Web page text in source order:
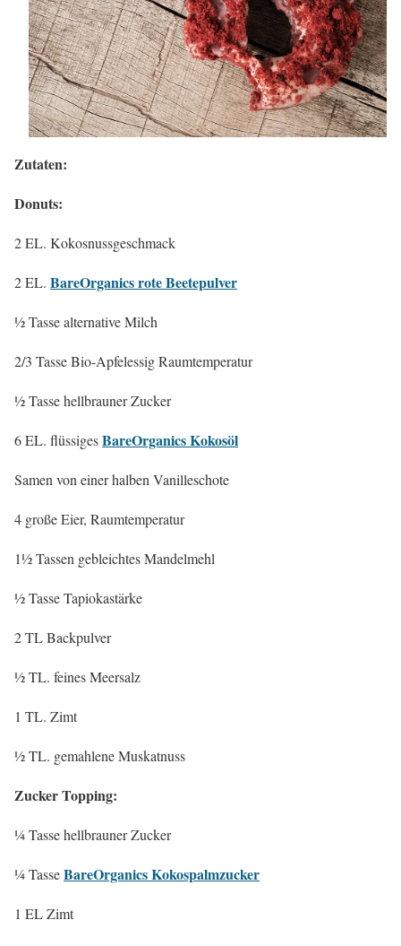
Zutaten:
Donuts:
2 EL. Kokosnussgeschmack
2 EL. BareOrganics rote Beetepulver
½ Tasse alternative Milch
2/3 Tasse Bio-Apfelessig Raumtemperatur
½ Tasse hellbrauner Zucker
6 EL. flüssigesBareOrganics Kokosöl
Samen von einer halben Vanilleschote
4 große Eier, Raumtemperatur
1½ Tassen gebleichtes Mandelmehl
½ Tasse Tapiokastärke
2 TL Backpulver
½ TL. feines Meersalz
1 TL. Zimt
½ TL. gemahlene Muskatnuss
Zucker Topping:
¼ Tasse hellbrauner Zucker
¼ TasseBareOrganics Kokospalmzucker
1 EL Zimt